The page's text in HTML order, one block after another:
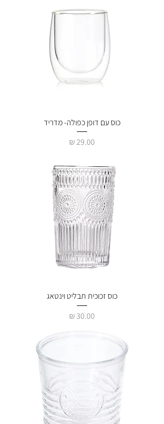
כוס עם דופן כפולה- מדריד
מחיר
כוס זכוכית תבליט וינטאג
מחיר